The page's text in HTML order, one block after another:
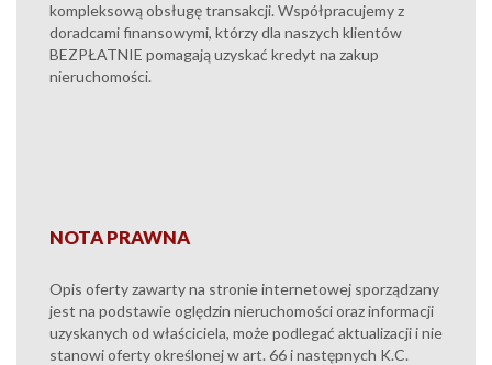
kompleksową obsługę transakcji. Współpracujemy z
doradcami finansowymi, którzy dla naszych klientów
BEZPŁATNIE pomagają uzyskać kredyt na zakup
nieruchomości.
NOTA PRAWNA
Opis oferty zawarty na stronie internetowej sporządzany
jest na podstawie oględzin nieruchomości oraz informacji
uzyskanych od właściciela, może podlegać aktualizacji i nie
stanowi oferty określonej w art. 66 i następnych K.C.